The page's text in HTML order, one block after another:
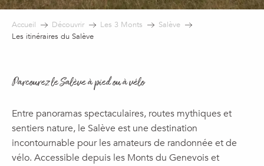
Accueil Découvrir Les 3 Monts
Salève
Les itinéraires du Salève
Parcourez le Salève à pied ou à vélo
Entre panoramas spectaculaires, routes mythiques et
sentiers nature, le Salève est une destination
incontournable pour les amateurs de randonnée et de
vélo. Accessible depuis les Monts du Genevois et